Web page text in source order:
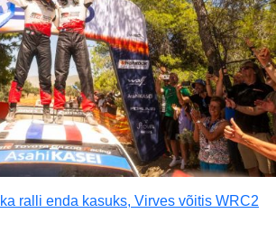
ralli enda kasuks, Virves võitis WRC2